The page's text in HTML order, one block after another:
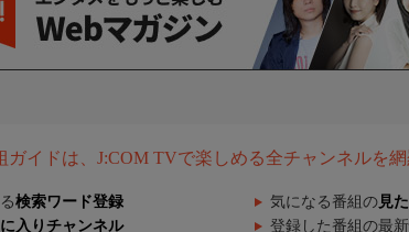
ガイドは、J:COM TVで楽しめる全チャンネルを
検索ワード登録 気になる番組の 見
入りチャンネル 登録した番組の最